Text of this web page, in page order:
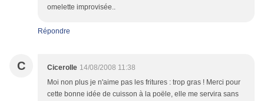
omelette improvisée..
Répondre
C Cicerolle 14/08/2008 11:38
Moi non plus je n'aime pas les fritures : trop gras ! Merci pour
cette bonne idée de cuisson à la poële, elle me servira sans